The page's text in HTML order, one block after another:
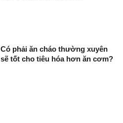
Có phải ăn cháo thường xuyên
sẽ tốt cho tiêu hóa hơn ăn cơm?